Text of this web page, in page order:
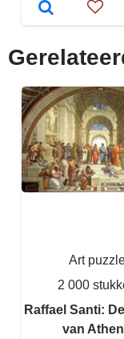
Art
2 000
Raffael Santi:
van